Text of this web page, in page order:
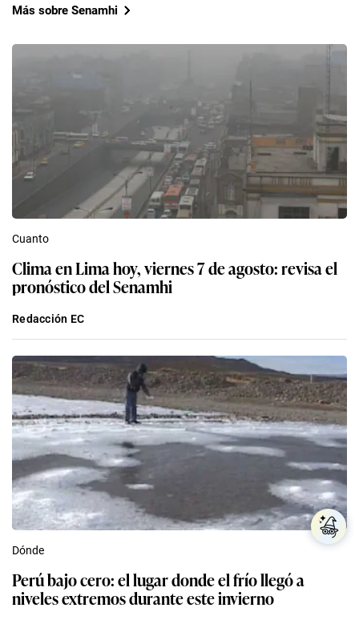
Más sobre Senamhi
Cuanto
Clima en Lima hoy, viernes 7 de agosto: revisa el
pronóstico del Senamhi
Redacción EC
Dónde
Perú bajo cero: el lugar donde el frío llegó a
niveles extremos durante este invierno